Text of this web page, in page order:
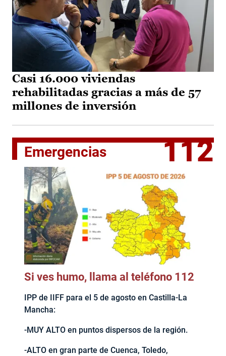
Casi 16.000 viviendas
rehabilitadas gracias a más de 57
millones de inversión
Emergencias 112
Si ves humo, llama al teléfono 112
IPP de IIFF para el 5 de agosto en Castilla-La
Mancha:
-MUY ALTO en puntos dispersos de la región.
-ALTO en gran parte de Cuenca, Toledo,